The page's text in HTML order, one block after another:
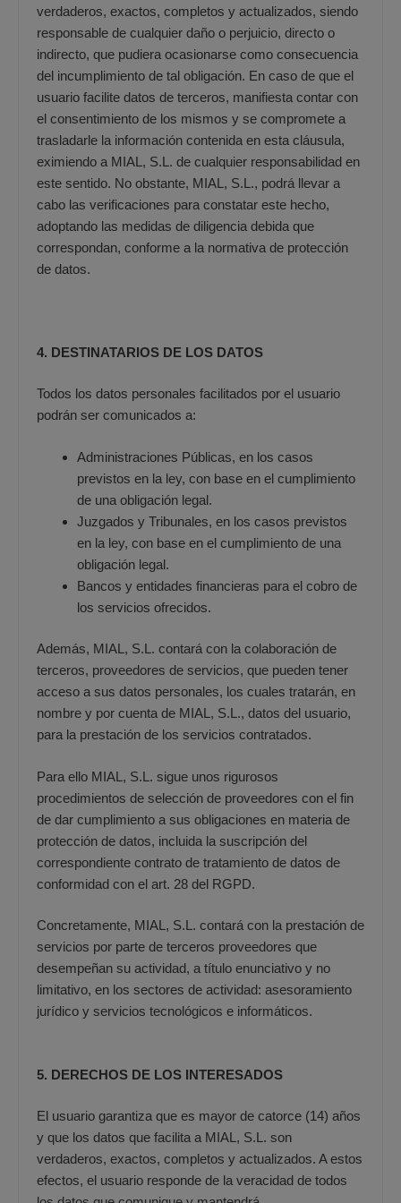
verdaderos, exactos, completos y actualizados, siendo
responsable de cualquier daño o perjuicio, directo o
indirecto, que pudiera ocasionarse como consecuencia
del incumplimiento de tal obligación. En caso de que el
usuario facilite datos de terceros, manifiesta contar con
el consentimiento de los mismos y se compromete a
trasladarle la información contenida en esta cláusula,
eximiendo a MIAL, S.L. de cualquier responsabilidad en
este sentido. No obstante, MIAL, S.L., podrá llevar a
cabo las verificaciones para constatar este hecho,
adoptando las medidas de diligencia debida que
correspondan, conforme a la normativa de protección
de datos.
4. DESTINATARIOS DE LOS DATOS
Todos los datos personales facilitados por el usuario
podrán ser comunicados a:
Administraciones Públicas, en los casos
previstos en la ley, con base en el cumplimiento
de una obligación legal.
Juzgados y Tribunales, en los casos previstos
en la ley, con base en el cumplimiento de una
obligación legal.
Bancos y entidades financieras para el cobro de
los servicios ofrecidos.
Además, MIAL, S.L. contará con la colaboración de
terceros, proveedores de servicios, que pueden tener
acceso a sus datos personales, los cuales tratarán, en
nombre y por cuenta de MIAL, S.L., datos del usuario,
para la prestación de los servicios contratados.
Para ello MIAL, S.L. sigue unos rigurosos
procedimientos de selección de proveedores con el fin
de dar cumplimiento a sus obligaciones en materia de
protección de datos, incluida la suscripción del
correspondiente contrato de tratamiento de datos de
conformidad con el art. 28 del RGPD.
Concretamente, MIAL, S.L. contará con la prestación de
servicios por parte de terceros proveedores que
desempeñan su actividad, a título enunciativo y no
limitativo, en los sectores de actividad: asesoramiento
jurídico y servicios tecnológicos e informáticos.
5. DERECHOS DE LOS INTERESADOS
El usuario garantiza que es mayor de catorce (14) años
y que los datos que facilita a MIAL, S.L. son
verdaderos, exactos, completos y actualizados. A estos
efectos, el usuario responde de la veracidad de todos